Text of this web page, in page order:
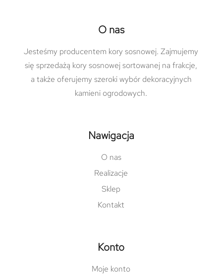
O nas
Jesteśmy producentem kory sosnowej. Zajmujemy
się sprzedażą kory sosnowej sortowanej na frakcje,
a także oferujemy szeroki wybór dekoracyjnych
kamieni ogrodowych.
Nawigacja
O nas
Realizacje
Sklep
Kontakt
Konto
Moje konto